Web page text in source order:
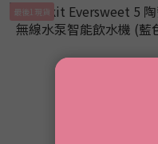
最後1現貨